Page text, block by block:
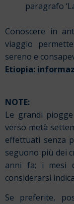
paragrafo
Conoscere in
viaggio
sereno e
Etiopia:
NOTE:
Le grandi
verso metà
effettuati senza
seguono più dei
anni fa; i mesi
considerarsi
Se preferite,